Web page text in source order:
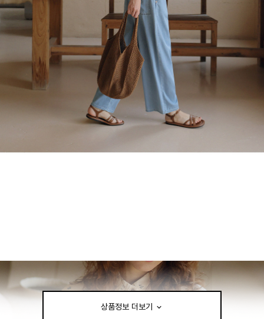
상품정보 더보기